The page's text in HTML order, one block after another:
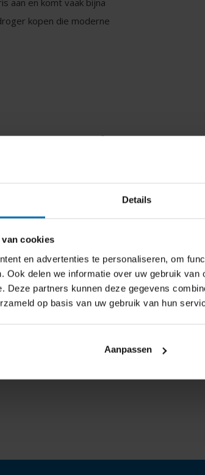
Details
cookies
en advertenties te personaliseren, om
Ook delen we informatie over uw gebruik
Deze partners kunnen deze gegevens
op basis van uw gebruik van hun
Aanpassen
aan en komt vaak bijna
kopen die moderne
een betrouwbare keuze.
houdt de
langer in vorm en
op, zonder warmte.
kan gebruiken. Lichte
Vooral denim en delicate
probleem. De anti-
Zo blijft je was in
moeite bij het strijken.
te maken met een doek of
De droger beschikt over
BLX -